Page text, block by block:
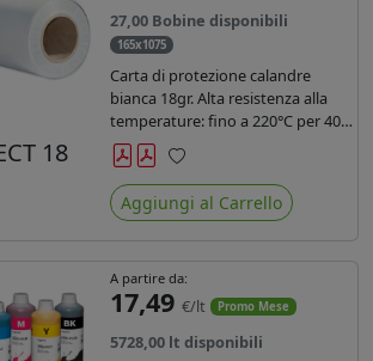
18
27,00 Bobine disponibili
165x1075
Carta di protezione calandre
bianca 18gr. Alta resistenza alla
temperature: fino a 220°C per 40
secondi. Lunghezza 1075 mtl,
peso kg 35, diam. 20cm.
Preferiti
Aggiungi al Carrello
A partire da:
17,49 €/lt Promo Mese
5728,00 lt disponibili